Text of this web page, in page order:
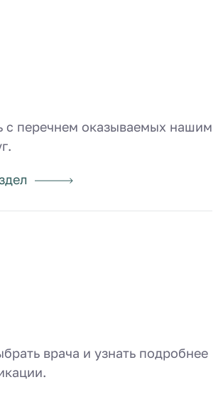
с перечнем оказываемых нашим
врача и узнать подробнее